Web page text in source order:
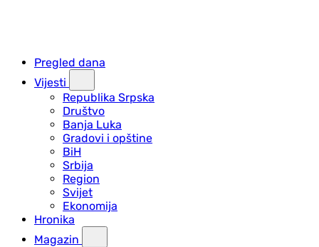
Pregled dana
Vijesti
Republika Srpska
Društvo
Banja Luka
Gradovi i opštine
BiH
Srbija
Region
Svijet
Ekonomija
Hronika
Magazin